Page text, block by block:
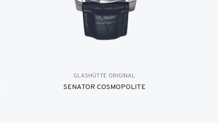
GLASHÜTTE ORIGINAL
SENATOR COSMOPOLITE